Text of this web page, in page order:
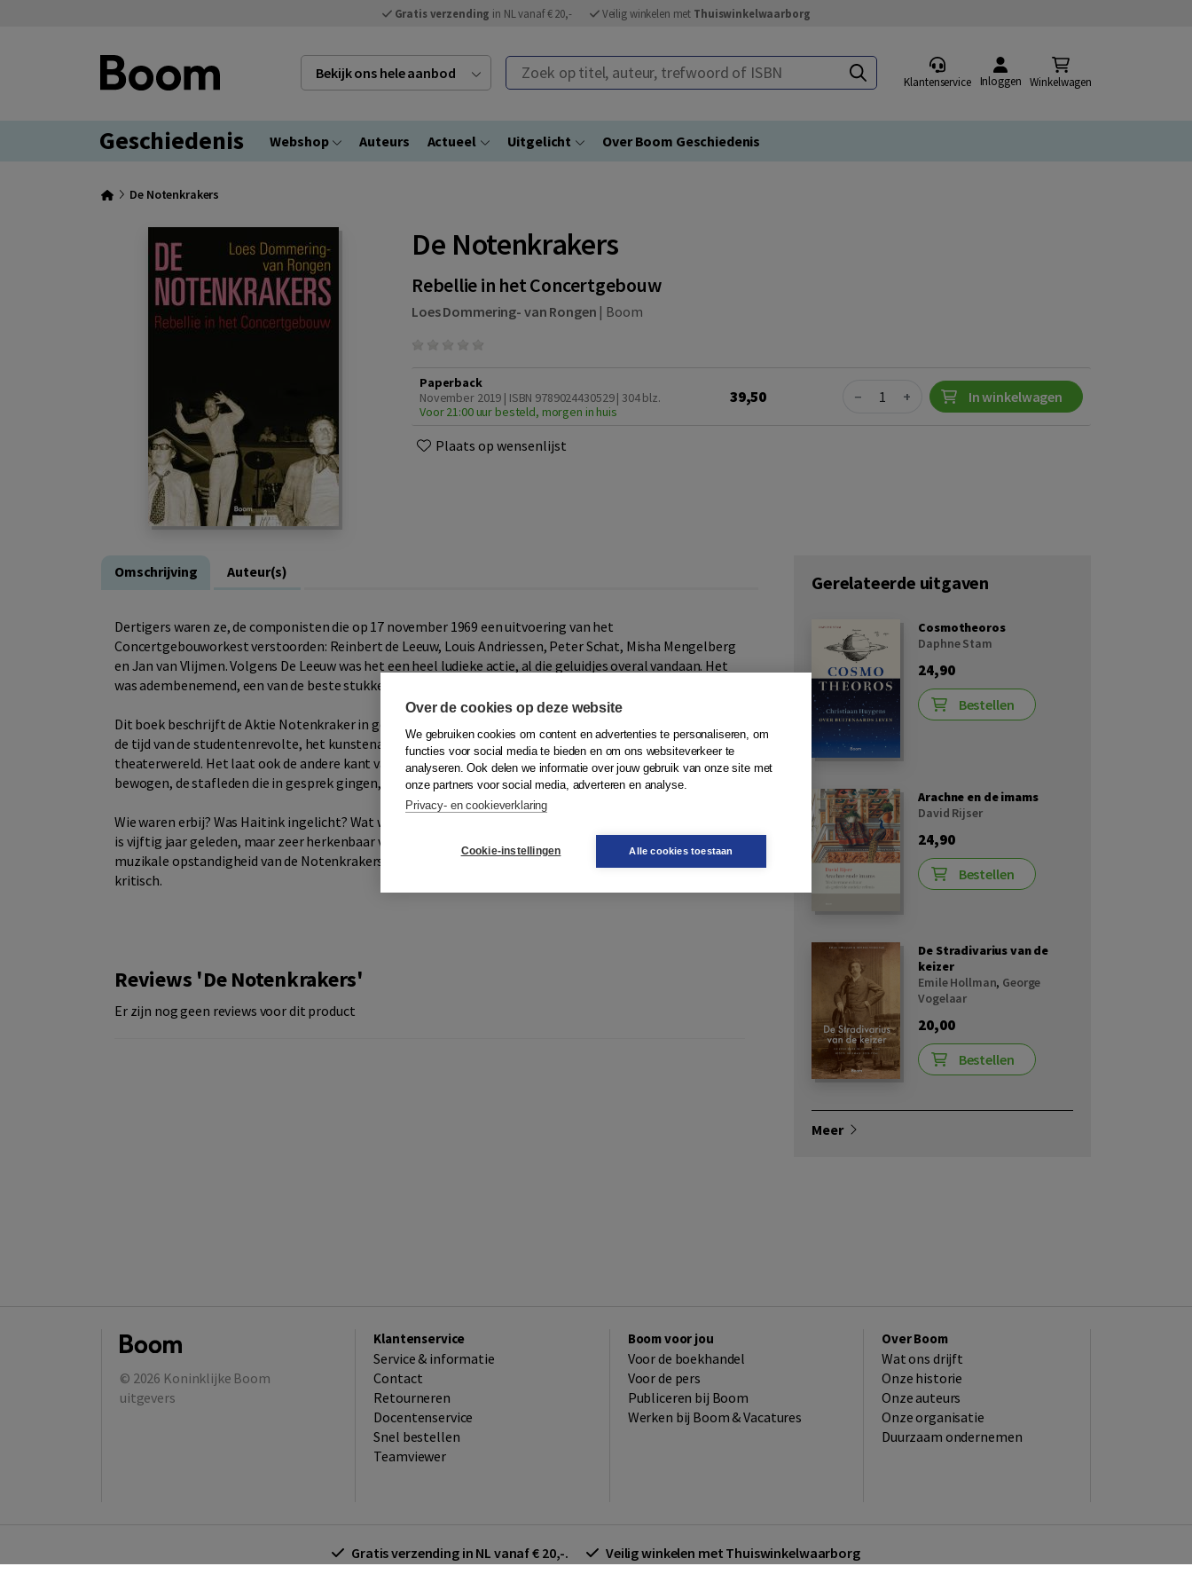
Gratis verzending in NL vanaf € 20,- Veilig winkelen met Thuiswinkelwaarborg
Bekijk ons hele aanbod Zoek op titel, auteur, trefwoord of ISBN
Klantenservice Inloggen Winkelwagen
Geschiedenis Webshop Auteurs Actueel Uitgelicht Over Boom Geschiedenis
De Notenkrakers
De Notenkrakers
Rebellie in het Concertgebouw
Loes Dommering- van Rongen | Boom
Paperback
November 2019 | ISBN 9789024430529| 304 blz.
Voor 21:00 uur besteld, morgen in huis
39,50 Quantity
− + In winkelwagen
Plaats op wensenlijst
Omschrijving Auteur(s)
Dertigers waren ze, de componisten die op 17 november 1969 een uitvoering van het
Concertgebouworkest verstoorden: Reinbert de Leeuw, Louis Andriessen, Peter Schat, Misha Mengelberg
en Jan van Vlijmen. Volgens De Leeuw was het een heel ludieke actie, al die geluidjes overal vandaan. Het
was adembenemend, een van de beste stukken die ik in tijden heb gehoord.’
Dit boek beschrijft de Aktie Notenkraker in geuren en kleuren, tegen de achtergrond van de jaren zestig:
de tijd van de studentenrevolte, het kunstenaarsprotest, de vergelijkbare Aktie Tomaat in de
theaterwereld. Het laat ook de andere kant van de medaille zien: de regenten die geen millimeter
bewogen, de stafleden die in gesprek gingen, de orkestmusici die eronder leden.
Wie waren erbij? Was Haitink ingelicht? Wat wilden de Notenkrakers en wat hebben ze bereikt? Hun actie
is vijftig jaar geleden, maar zeer herkenbaar voor lezers van vandaag. Loes Dommering-van Rongen kan de
muzikale opstandigheid van de Notenkrakers wel begrijpen; die heeft ze zelf ook ervaren. Maar ze is ook
kritisch.
Reviews 'De Notenkrakers'
Er zijn nog geen reviews voor dit product
Gerelateerde uitgaven
Cosmotheoros
Daphne Stam
24,90
Bestellen
Arachne en de imams
David Rijser
24,90
Bestellen
De Stradivarius van de
keizer
Emile Hollman, George
Vogelaar
20,00
Bestellen
Meer
© 2026 Koninklijke Boom
uitgevers
Klantenservice
Service & informatie
Contact
Retourneren
Docentenservice
Snel bestellen
Teamviewer
Boom voor jou
Voor de boekhandel
Voor de pers
Publiceren bij Boom
Werken bij Boom & Vacatures
Over Boom
Wat ons drijft
Onze historie
Onze auteurs
Onze organisatie
Duurzaam ondernemen
Gratis verzending in NL vanaf € 20,-. Veilig winkelen met Thuiswinkelwaarborg
Over de cookies op deze website
We gebruiken cookies om content en advertenties te personaliseren, om
functies voor social media te bieden en om ons websiteverkeer te
analyseren. Ook delen we informatie over jouw gebruik van onze site met
onze partners voor social media, adverteren en analyse.
Privacy- en cookieverklaring
Cookie-instellingen Alle cookies toestaan